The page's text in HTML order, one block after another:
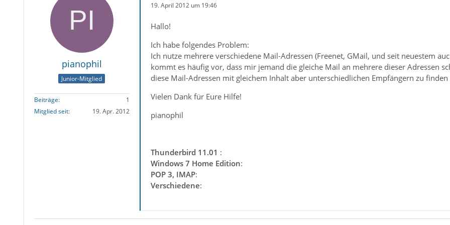
pianophil
Junior-Mitglied
Beiträge
1
Mitglied seit
19. Apr. 2012
19. April 2012 um 19:46
Hallo!
Ich habe folgendes Problem:
Ich nutze mehrere verschiedene Mail-Adressen (Freenet, GMail, und seit neuestem
kommt es häufig vor, dass mir jemand die gleiche Mail an mehrere dieser Adressen
diese Mail-Adressen mit gleichem Inhalt aber unterschiedlichen Empfängern zu
Vielen Dank für Eure Hilfe!
pianophil
Thunderbird 11.01 :
Windows 7 Home Edition:
POP 3, IMAP:
Verschiedene: